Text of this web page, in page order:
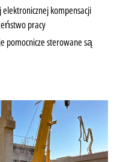
kompensacji
pracy
pomocnicze sterowane są